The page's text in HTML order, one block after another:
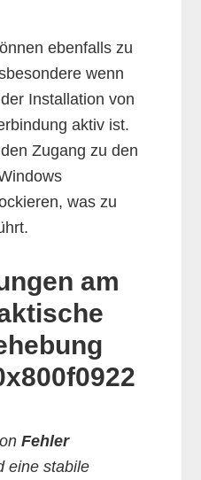
ebenfalls zu
wenn
Installation von
aktiv ist.
Zugang zu den
was zu
am
Fehler
eine stabile